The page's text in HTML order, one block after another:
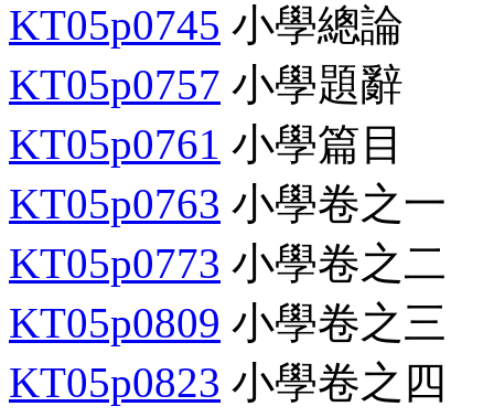
KT05p0745 小學總論
KT05p0757 小學題辭
KT05p0761 小學篇目
KT05p0763 小學卷之一
KT05p0773 小學卷之二
KT05p0809 小學卷之三
KT05p0823 小學卷之四